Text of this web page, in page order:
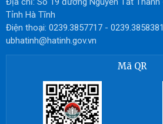
Tỉnh Hà Tĩnh
Điện thoại: 0239.3857717 -
ubhatinh@hatinh.gov.vn
Mã QR